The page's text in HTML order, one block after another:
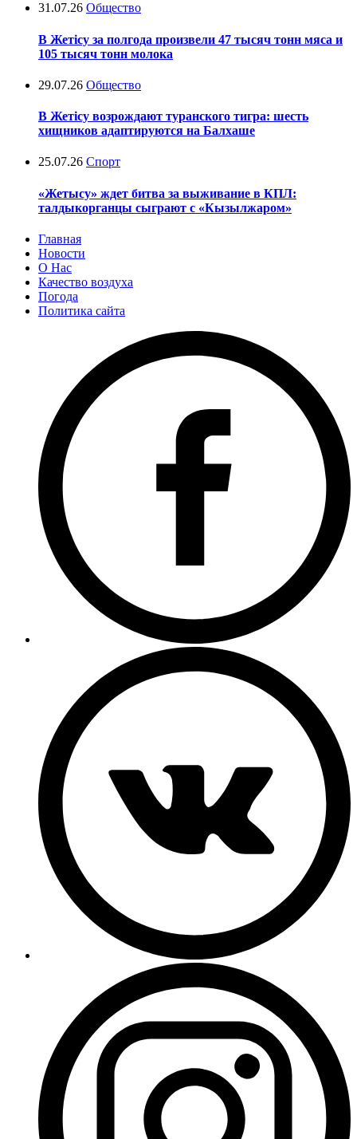
31.07.26 Общество
В Жетісу за полгода произвели 47 тысяч тонн мяса и
105 тысяч тонн молока
29.07.26 Общество
В Жетісу возрождают туранского тигра: шесть
хищников адаптируются на Балхаше
25.07.26 Спорт
«Жетысу» ждет битва за выживание в КПЛ:
талдыкорганцы сыграют с «Кызылжаром»
Главная
Новости
О Нас
Качество воздуха
Погода
Политика сайта